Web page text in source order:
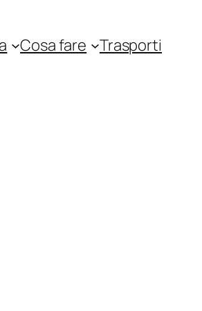
Cosa fare Trasporti